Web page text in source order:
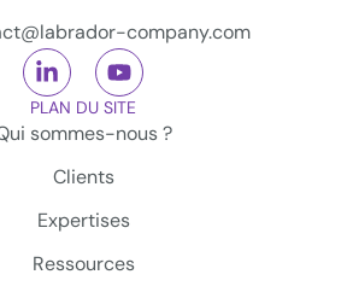
company.com
PLAN DU SITE
sommes-nous ?
Clients
Expertises
Ressources